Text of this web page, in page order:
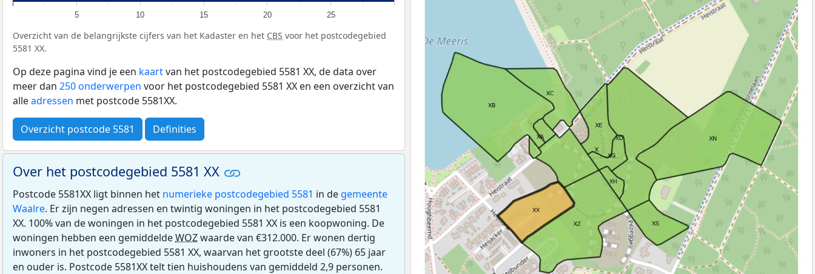
5 10 15 20 25
Overzicht van de belangrijkste cijfers van het Kadaster en het CBS voor het postcodegebied
5581 XX.
Op deze pagina vind je een kaartvan het postcodegebied 5581 XX, de data over
meer dan 250 onderwerpen voor het postcodegebied 5581 XX en een overzicht van
alleadressen met postcode 5581XX.
Overzicht postcode 5581 Definities
Over het postcodegebied 5581 XX
Postcode 5581XX ligt binnen het numerieke postcodegebied 5581 in de gemeente
Waalre. Er zijn negen adressen en twintig woningen in het postcodegebied 5581
XX. 100% van de woningen in het postcodegebied 5581 XX is een koopwoning. De
woningen hebben een gemiddeldeWOZwaarde van €312.000. Er wonen dertig
inwoners in het postcodegebied 5581 XX, waarvan het grootste deel (67%) 65 jaar
en ouder is. Postcode 5581XX telt tien huishoudens van gemiddeld 2,9 personen.